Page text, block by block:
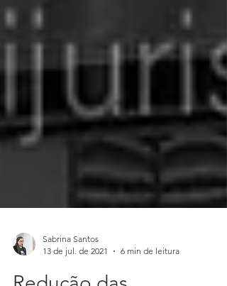
13 de jul. de 2021
6 min de leitura